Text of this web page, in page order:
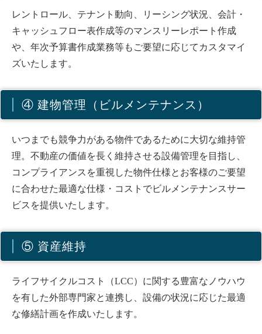
レントロール、テナント動向、リーシング状況、会計・
キャッシュフロー表作成等のマンスリーレポート作成
や、年次予算書作成業務等もご要望に応じてカスタマイ
ズいたします。
④ 建物管理（ビルメンテナンス）
いつまでも競争力がある物件であるために大切な維持管
理。不動産の価値を長く維持させる設備管理を目指し、
コンプライアンスを重視した物件仕様とお客様のご要望
に合わせた最適な仕様・コストでビルメンテナンスサー
ビスを提供いたします。
⑤ 資産維持
ライフサイクルコスト（LCC）に関する豊富なノウハウ
を有した外部専門家と連携し、設備の状況に応じた最適
な修繕計画を作成いたします。